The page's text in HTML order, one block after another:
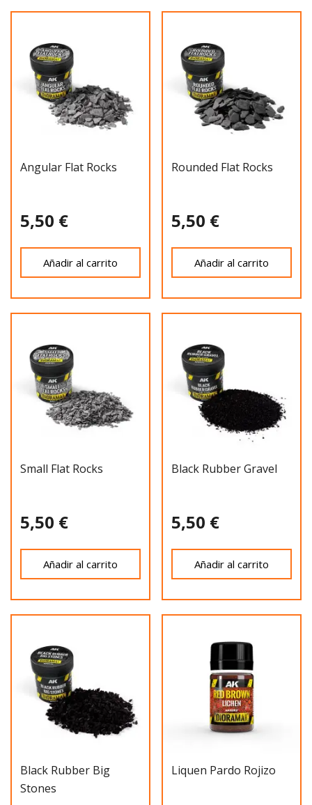
Angular Flat Rocks
5,50 €
Añadir al carrito
Rounded Flat Rocks
5,50 €
Añadir al carrito
Small Flat Rocks
5,50 €
Añadir al carrito
Black Rubber Gravel
5,50 €
Añadir al carrito
Black Rubber Big
Stones
Liquen Pardo Rojizo